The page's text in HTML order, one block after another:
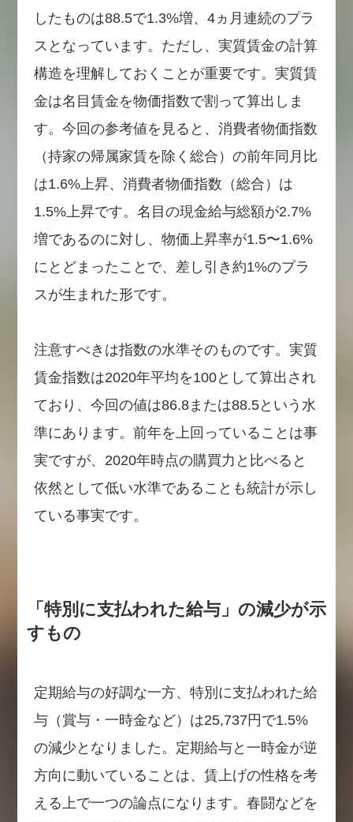
したものは88.5で1.3%増、4ヵ月連続のプラ
スとなっています。ただし、実質賃金の計算
構造を理解しておくことが重要です。実質賃
金は名目賃金を物価指数で割って算出しま
す。今回の参考値を見ると、消費者物価指数
（持家の帰属家賃を除く総合）の前年同月比
は1.6%上昇、消費者物価指数（総合）は
1.5%上昇です。名目の現金給与総額が2.7%
増であるのに対し、物価上昇率が1.5〜1.6%
にとどまったことで、差し引き約1%のプラ
スが生まれた形です。
注意すべきは指数の水準そのものです。実質
賃金指数は2020年平均を100として算出され
ており、今回の値は86.8または88.5という水
準にあります。前年を上回っていることは事
実ですが、2020年時点の購買力と比べると
依然として低い水準であることも統計が示し
ている事実です。
「特別に支払われた給与」の減少が示
すもの
定期給与の好調な一方、特別に支払われた給
与（賞与・一時金など）は25,737円で1.5%
の減少となりました。定期給与と一時金が逆
方向に動いていることは、賃上げの性格を考
える上で一つの論点になります。春闘などを